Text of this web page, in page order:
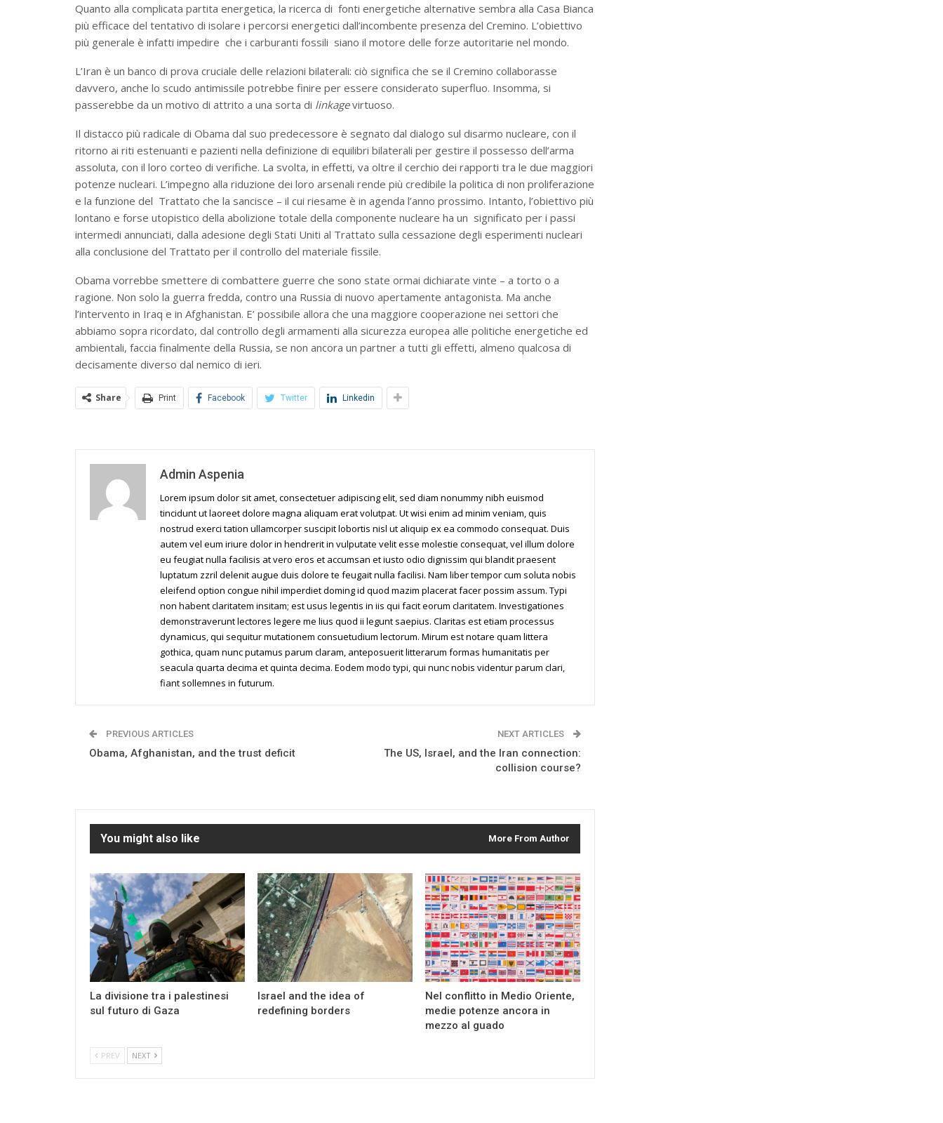
Quanto alla complicata partita energetica, la ricerca di fonti energetiche alternative sembra alla Casa Bianca
più efficace del tentativo di isolare i percorsi energetici dall’incombente presenza del Cremino. L’obiettivo
più generale è infatti impedire che i carburanti fossili siano il motore delle forze autoritarie nel mondo.
L’Iran è un banco di prova cruciale delle relazioni bilaterali: ciò significa che se il Cremino collaborasse
davvero, anche lo scudo antimissile potrebbe finire per essere considerato superfluo. Insomma, si
passerebbe da un motivo di attrito a una sorta di linkagevirtuoso.
Il distacco più radicale di Obama dal suo predecessore è segnato dal dialogo sul disarmo nucleare, con il
ritorno ai riti estenuanti e pazienti nella definizione di equilibri bilaterali per gestire il possesso dell’arma
assoluta, con il loro corteo di verifiche. La svolta, in effetti, va oltre il cerchio dei rapporti tra le due maggiori
potenze nucleari. L’impegno alla riduzione dei loro arsenali rende più credibile la politica di non proliferazione
e la funzione del Trattato che la sancisce – il cui riesame è in agenda l’anno prossimo. Intanto, l’obiettivo più
lontano e forse utopistico della abolizione totale della componente nucleare ha un significato per i passi
intermedi annunciati, dalla adesione degli Stati Uniti al Trattato sulla cessazione degli esperimenti nucleari
alla conclusione del Trattato per il controllo del materiale fissile.
Obama vorrebbe smettere di combattere guerre che sono state ormai dichiarate vinte – a torto o a
ragione. Non solo la guerra fredda, contro una Russia di nuovo apertamente antagonista. Ma anche
l’intervento in Iraq e in Afghanistan. E’ possibile allora che una maggiore cooperazione nei settori che
abbiamo sopra ricordato, dal controllo degli armamenti alla sicurezza europea alle politiche energetiche ed
ambientali, faccia finalmente della Russia, se non ancora un partner a tutti gli effetti, almeno qualcosa di
decisamente diverso dal nemico di ieri.
Share Print Facebook Twitter Linkedin
Admin Aspenia
Lorem ipsum dolor sit amet, consectetuer adipiscing elit, sed diam nonummy nibh euismod
tincidunt ut laoreet dolore magna aliquam erat volutpat. Ut wisi enim ad minim veniam, quis
nostrud exerci tation ullamcorper suscipit lobortis nisl ut aliquip ex ea commodo consequat. Duis
autem vel eum iriure dolor in hendrerit in vulputate velit esse molestie consequat, vel illum dolore
eu feugiat nulla facilisis at vero eros et accumsan et iusto odio dignissim qui blandit praesent
luptatum zzril delenit augue duis dolore te feugait nulla facilisi. Nam liber tempor cum soluta nobis
eleifend option congue nihil imperdiet doming id quod mazim placerat facer possim assum. Typi
non habent claritatem insitam; est usus legentis in iis qui facit eorum claritatem. Investigationes
demonstraverunt lectores legere me lius quod ii legunt saepius. Claritas est etiam processus
dynamicus, qui sequitur mutationem consuetudium lectorum. Mirum est notare quam littera
gothica, quam nunc putamus parum claram, anteposuerit litterarum formas humanitatis per
seacula quarta decima et quinta decima. Eodem modo typi, qui nunc nobis videntur parum clari,
fiant sollemnes in futurum.
PREVIOUS ARTICLES
Obama, Afghanistan, and the trust deficit
NEXT ARTICLES
The US, Israel, and the Iran connection:
collision course?
You might also like More From Author
La divisione tra i palestinesi
sul futuro di Gaza
Israel and the idea of
redefining borders
Nel conflitto in Medio Oriente,
medie potenze ancora in
mezzo al guado
PREV NEXT